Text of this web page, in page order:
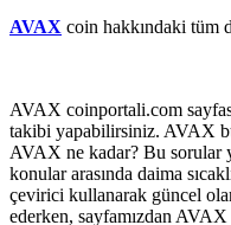
AVAX coin hakkındaki tüm
AVAX coinportali.com
takibi yapabilirsiniz. AVAX
AVAX ne kadar? Bu sorular
konular arasında daima
çevirici kullanarak güncel
ederken, sayfamızdan